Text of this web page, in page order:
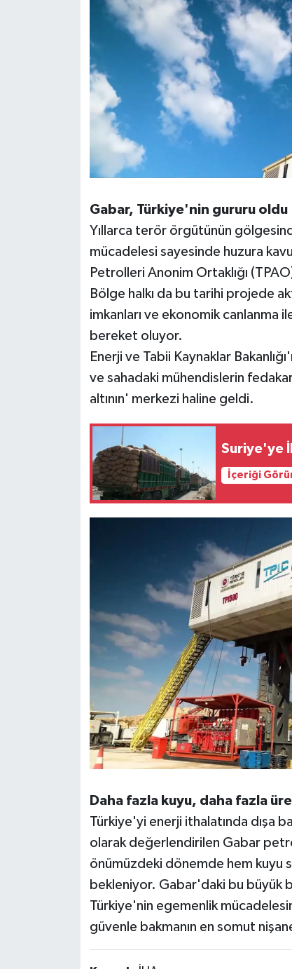
Gabar, Türkiye'nin gururu oldu
Yıllarca terör örgütünün
mücadelesi sayesinde huzura
Petrolleri Anonim Ortaklığı
Bölge halkı da bu tarihi projede
imkanları ve ekonomik canlanma
bereket oluyor.
Enerji ve Tabii Kaynaklar
ve sahadaki mühendislerin
altının' merkezi haline geldi.
Suriye'ye
İçeriği
Daha fazla kuyu, daha fazla
Türkiye'yi enerji ithalatında dışa
olarak değerlendirilen Gabar
önümüzdeki dönemde hem kuyu
bekleniyor. Gabar'daki bu büyük
Türkiye'nin egemenlik
güvenle bakmanın en somut